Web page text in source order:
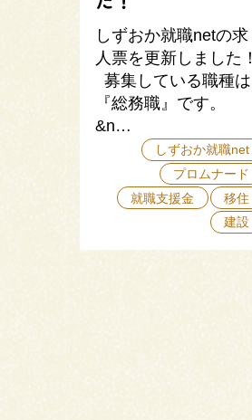
しずおか就職netの求
人票を更新しました！
募集している職種は
『総務職』です。
&n…
しずおか就職net
プロムナード
就職支援金
移住
建設